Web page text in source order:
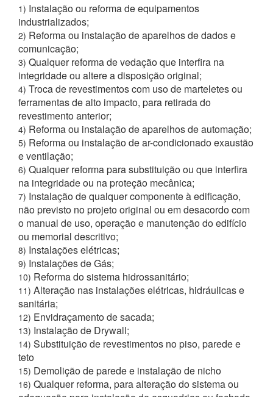
1) Instalação ou reforma de equipamentos
industrializados;
2) Reforma ou instalação de aparelhos de dados e
comunicação;
3) Qualquer reforma de vedação que interfira na
integridade ou altere a disposição original;
4) Troca de revestimentos com uso de marteletes ou
ferramentas de alto impacto, para retirada do
revestimento anterior;
4) Reforma ou instalação de aparelhos de automação;
5) Reforma ou instalação de ar-condicionado exaustão
e ventilação;
6) Qualquer reforma para substituição ou que interfira
na integridade ou na proteção mecânica;
7) Instalação de qualquer componente à edificação,
não previsto no projeto original ou em desacordo com
o manual de uso, operação e manutenção do edifício
ou memorial descritivo;
8) Instalações elétricas;
9) Instalações de Gás;
10) Reforma do sistema hidrossanitário;
11) Alteração nas instalações elétricas, hidráulicas e
sanitária;
12) Envidraçamento de sacada;
13) Instalação de Drywall;
14) Substituição de revestimentos no piso, parede e
teto
15) Demolição de parede e instalação de nicho
16) Qualquer reforma, para alteração do sistema ou